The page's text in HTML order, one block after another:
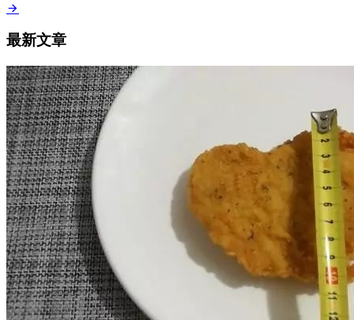
最新文章